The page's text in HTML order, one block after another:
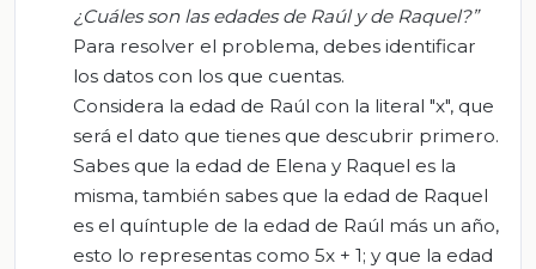
¿Cuáles son las edades de Raúl y de Raquel?”
Para resolver el problema, debes identificar
los datos con los que cuentas.
Considera la edad de Raúl con la literal "x", que
será el dato que tienes que descubrir primero.
Sabes que la edad de Elena y Raquel es la
misma, también sabes que la edad de Raquel
es el quíntuple de la edad de Raúl más un año,
esto lo representas como 5x + 1; y que la edad